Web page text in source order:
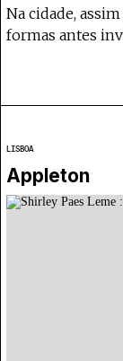
Política de
Coffeelabs
Na cidade,
formas antes
LISBOA
Appleton